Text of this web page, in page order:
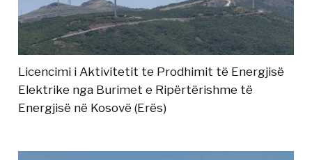
Licencimi i Aktivitetit te Prodhimit të Energjisë
Elektrike nga Burimet e Ripërtërishme të
Energjisë në Kosovë (Erës)